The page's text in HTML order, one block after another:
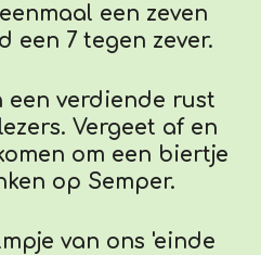
een zeven
een 7 tegen zever.
een verdiende rust
Vergeet af en
om een biertje
op Semper.
van ons 'einde